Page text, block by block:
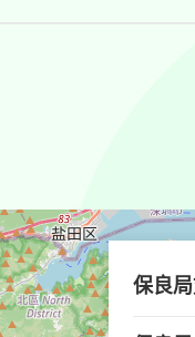
保良